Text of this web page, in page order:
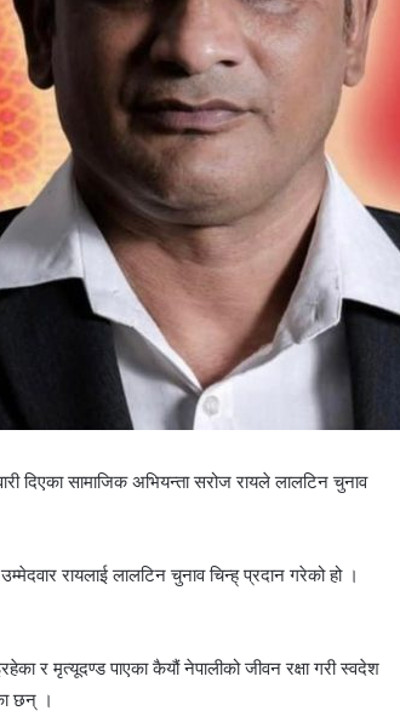
दिएका सामाजिक अभियन्ता सरोज रायले लालटिन चुनाव
रायलाई लालटिन चुनाव चिन्ह् प्रदान गरेको हो ।
र मृत्यूदण्ड पाएका कैयौं नेपालीको जीवन रक्षा गरी स्वदेश
छन् ।